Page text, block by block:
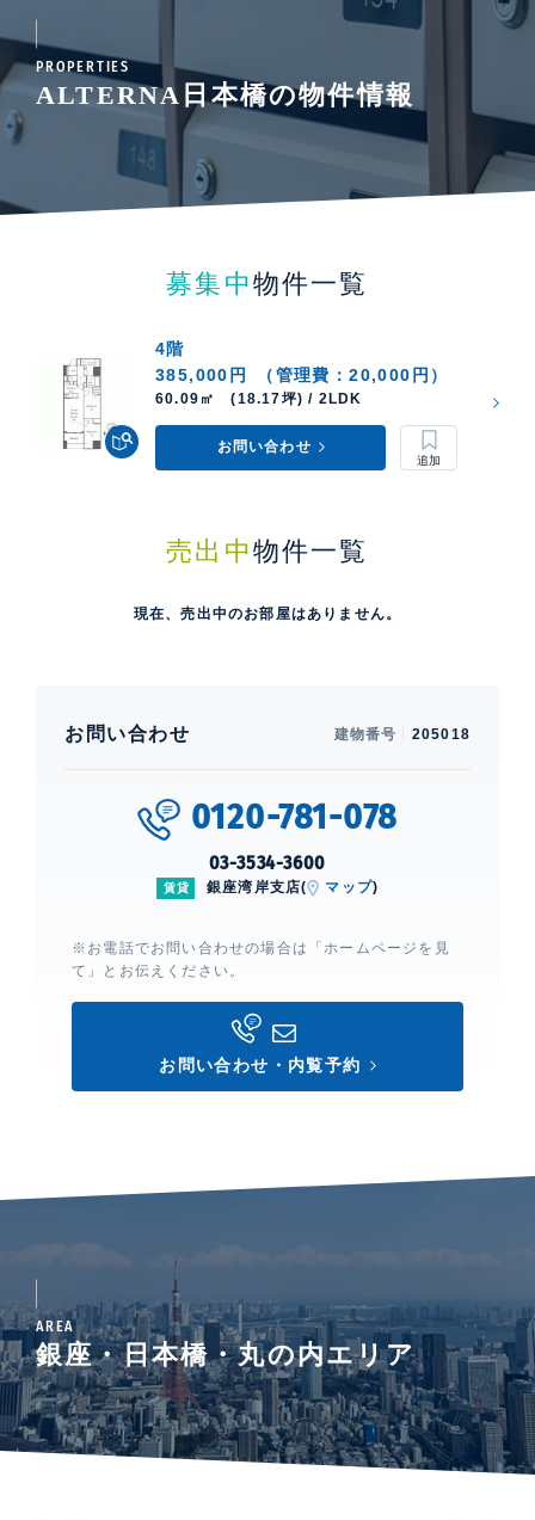
PROPERTIES
ALTERNA日本橋の物件情報
募集中 物件一覧
4階
385,000円
（管理費：20,000円）
60.09㎡ (18.17坪) / 2LDK
お問い合わせ
売出中 物件一覧
現在、売出中のお部屋はありません。
お問い合わせ 建物番号 205018
0120-781-078
03-3534-3600
賃貸 銀座湾岸支店( マップ)
※お電話でお問い合わせの場合は「ホームページを見
て」とお伝えください。
お問い合わせ・内覧予約
AREA
銀座・日本橋・丸の内エリア